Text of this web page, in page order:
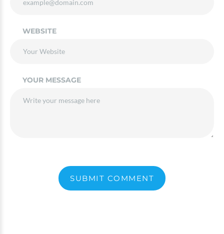
WEBSITE
YOUR MESSAGE
SUBMIT COMMENT